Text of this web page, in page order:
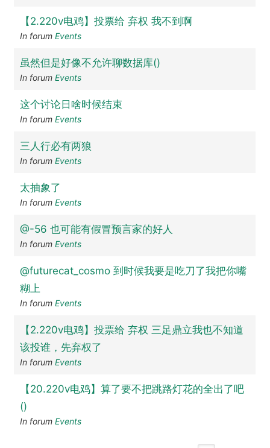
【2.220v电鸡】投票给 弃权 我不到啊
In forum Events
虽然但是好像不允许聊数据库()
In forum Events
这个讨论日啥时候结束
In forum Events
三人行必有两狼
In forum Events
太抽象了
In forum Events
@-56 也可能有假冒预言家的好人
In forum Events
@futurecat_cosmo 到时候我要是吃刀了我把你嘴
糊上
In forum Events
【2.220v电鸡】投票给 弃权 三足鼎立我也不知道
该投谁，先弃权了
In forum Events
【20.220v电鸡】算了要不把跳路灯花的全出了吧
()
In forum Events